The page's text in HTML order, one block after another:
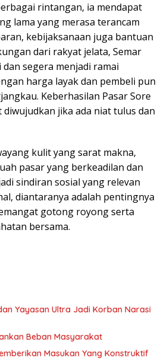
rintangan, ia mendapat
lama yang merasa terancam
kebijaksanaan juga bantuan
dari rakyat jelata, Semar
segera menjadi ramai
harga layak dan pembeli pun
Keberhasilan Pasar Sore
jika ada niat tulus dan
kulit yang sarat makna,
pasar yang berkeadilan dan
sindiran sosial yang relevan
diantaranya adalah pentingnya
gotong royong serta
bersama.
Yayasan Ultra Jadi Korban Narasi
Beban Masyarakat
Masukan Yang Konstruktif